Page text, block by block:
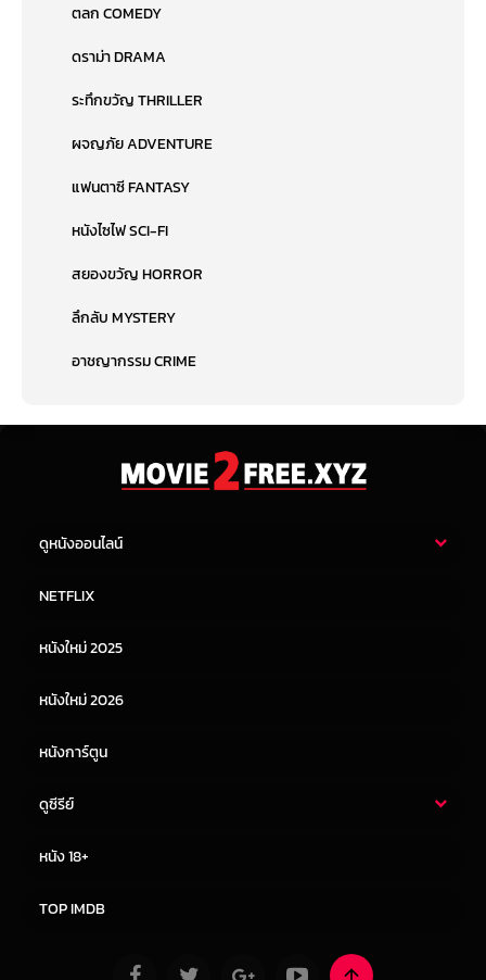
ตลก COMEDY
ดราม่า DRAMA
ระทึกขวัญ THRILLER
ผจญภัย ADVENTURE
แฟนตาซี FANTASY
หนังไซไฟ SCI-FI
สยองขวัญ HORROR
ลึกลับ MYSTERY
อาชญากรรม CRIME
ดูหนังออนไลน์
หนังจีน
NETFLIX
หนังใหม่ 2025
หนังใหม่ 2026
หนังการ์ตูน
ดูซีรีย์
หนัง 18+
TOP IMDB